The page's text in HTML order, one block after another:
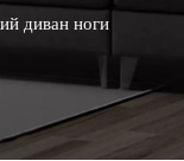
диван ноги